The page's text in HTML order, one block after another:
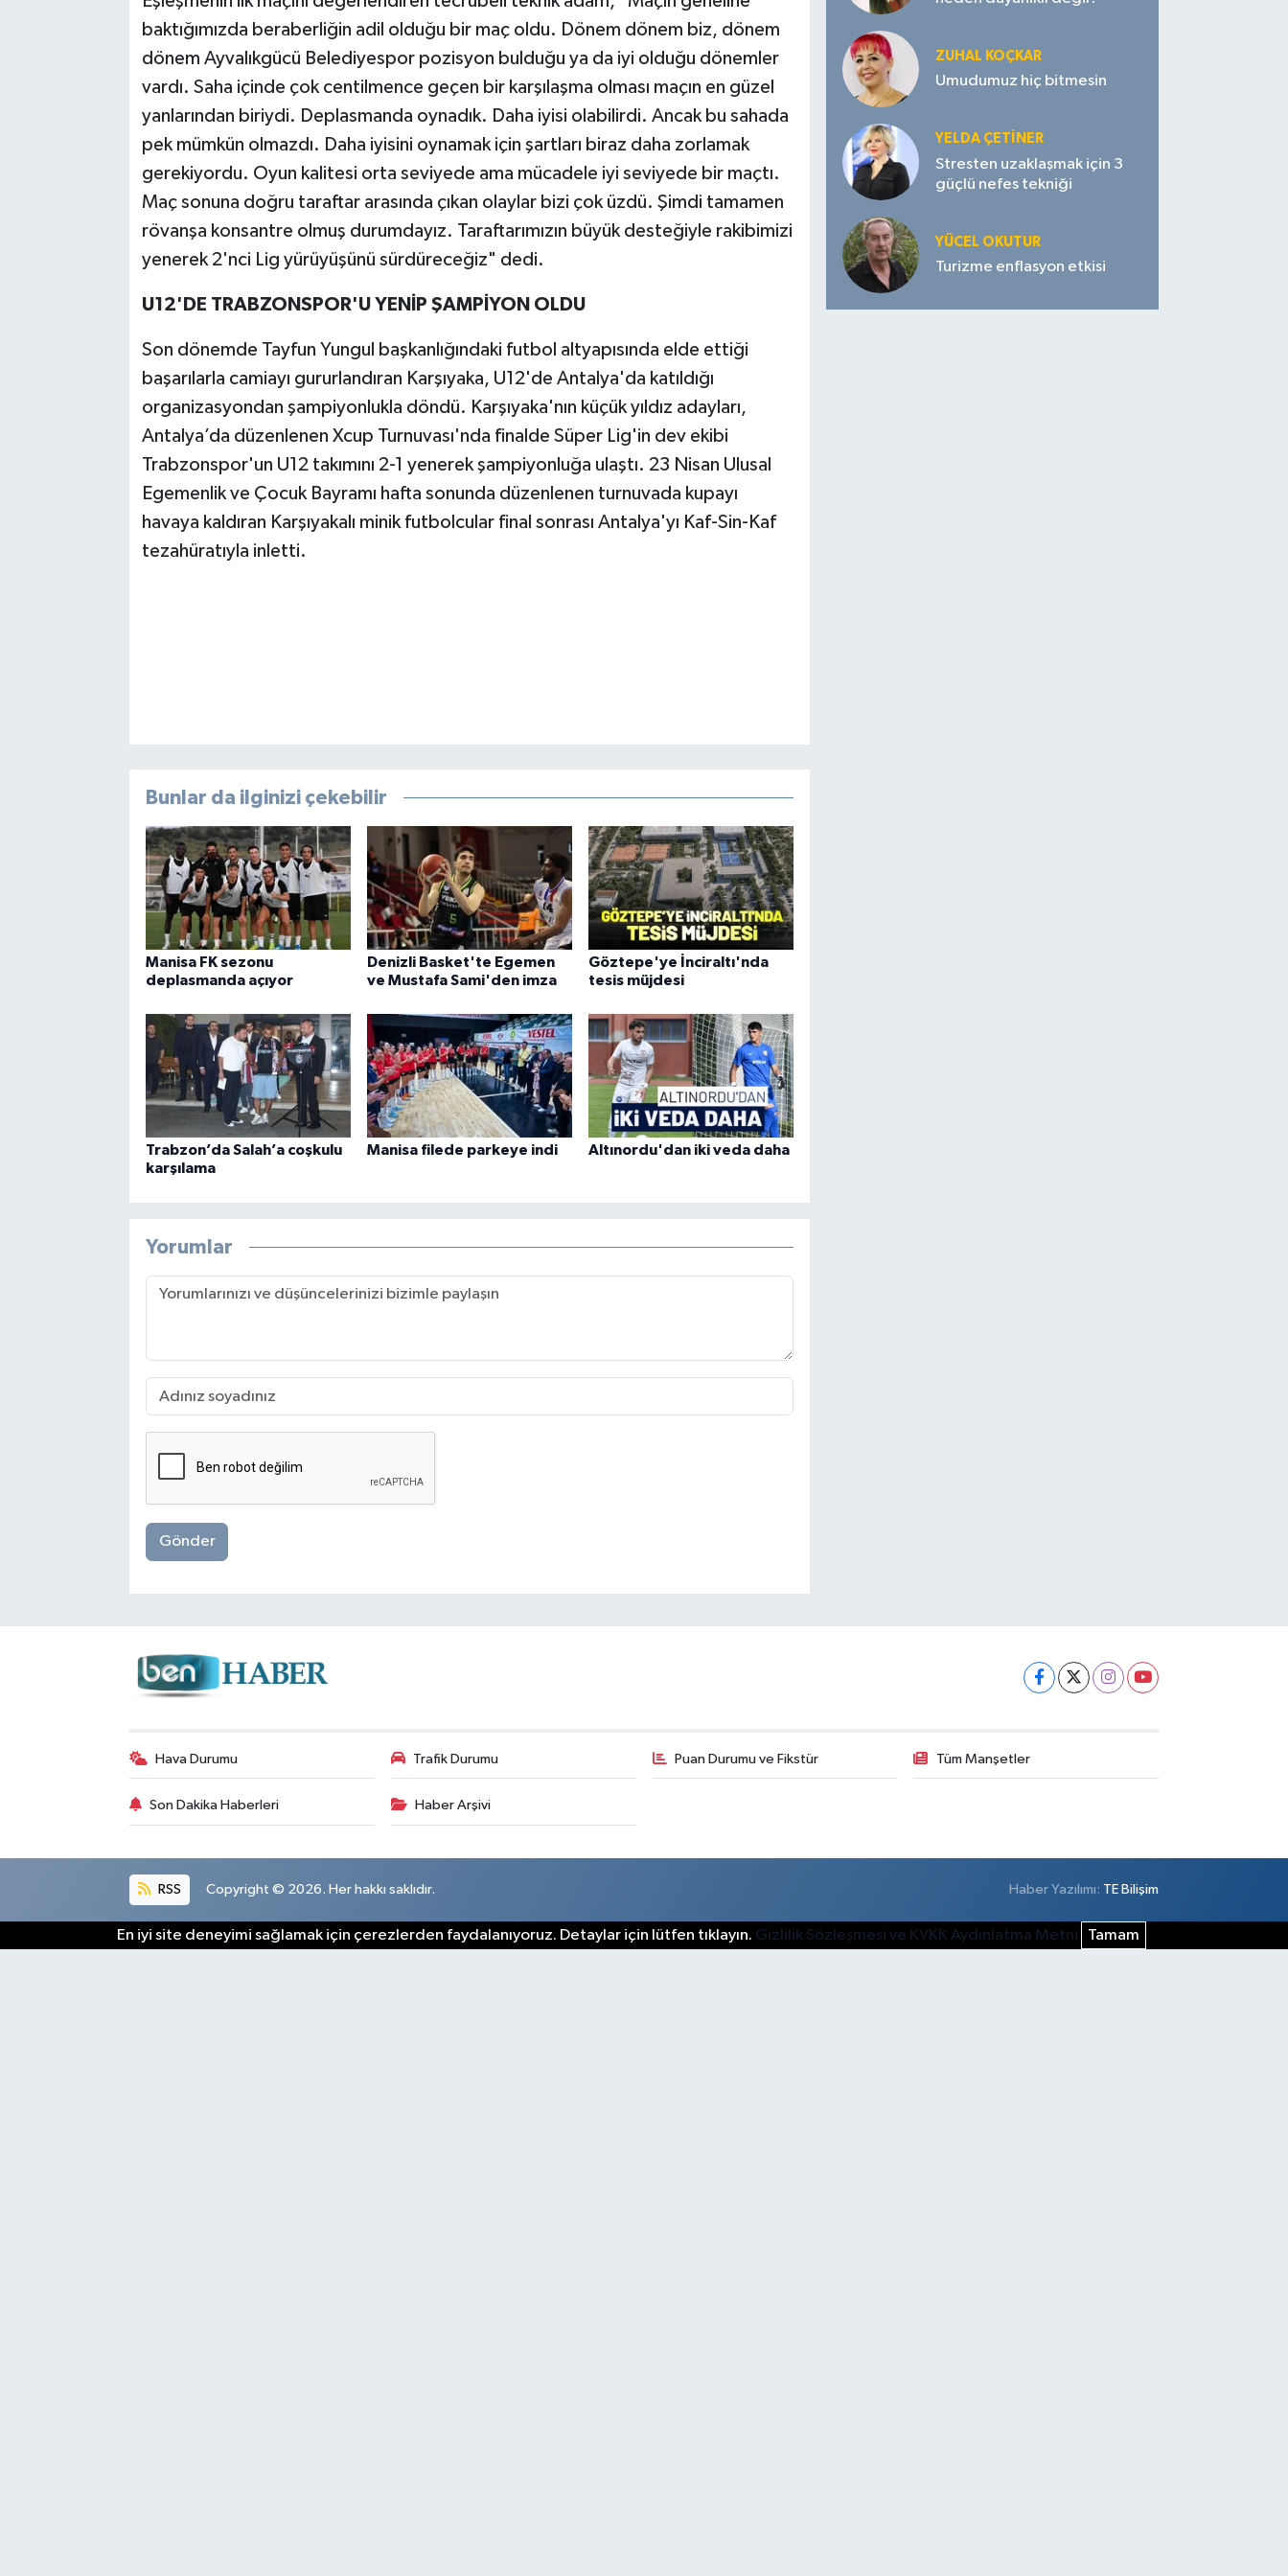
baktığımızda beraberliğin adil olduğu bir maç oldu. Dönem dönem biz, dönem
dönem Ayvalıkgücü Belediyespor pozisyon bulduğu ya da iyi olduğu dönemler
vardı. Saha içinde çok centilmence geçen bir karşılaşma olması maçın en güzel
yanlarından biriydi. Deplasmanda oynadık. Daha iyisi olabilirdi. Ancak bu sahada
pek mümkün olmazdı. Daha iyisini oynamak için şartları biraz daha zorlamak
gerekiyordu. Oyun kalitesi orta seviyede ama mücadele iyi seviyede bir maçtı.
Maç sonuna doğru taraftar arasında çıkan olaylar bizi çok üzdü. Şimdi tamamen
rövanşa konsantre olmuş durumdayız. Taraftarımızın büyük desteğiyle rakibimizi
yenerek 2'nci Lig yürüyüşünü sürdüreceğiz" dedi.
U12'DE TRABZONSPOR'U YENİP ŞAMPİYON OLDU
Son dönemde Tayfun Yungul başkanlığındaki futbol altyapısında elde ettiği
başarılarla camiayı gururlandıran Karşıyaka, U12'de Antalya'da katıldığı
organizasyondan şampiyonlukla döndü. Karşıyaka'nın küçük yıldız adayları,
Antalya’da düzenlenen Xcup Turnuvası'nda finalde Süper Lig'in dev ekibi
Trabzonspor'un U12 takımını 2-1 yenerek şampiyonluğa ulaştı. 23 Nisan Ulusal
Egemenlik ve Çocuk Bayramı hafta sonunda düzenlenen turnuvada kupayı
havaya kaldıran Karşıyakalı minik futbolcular final sonrası Antalya'yı Kaf-Sin-Kaf
tezahüratıyla inletti.
Bunlar da ilginizi çekebilir
Manisa FK sezonu
deplasmanda açıyor
Denizli Basket'te Egemen
ve Mustafa Sami'den imza
Göztepe'ye İnciraltı'nda
tesis müjdesi
Trabzon’da Salah’a coşkulu
karşılama
Manisa filede parkeye indi Altınordu'dan iki veda daha
Yorumlar
Gönder
ZUHAL KOÇKAR
Umudumuz hiç bitmesin
YELDA ÇETİNER
Stresten uzaklaşmak için 3
güçlü nefes tekniği
YÜCEL OKUTUR
Turizme enflasyon etkisi
Hava Durumu Trafik Durumu Puan Durumu ve Fikstür Tüm Manşetler
Son Dakika Haberleri Haber Arşivi
RSS Copyright © 2026. Her hakkı saklıdır. Haber Yazılımı: TE Bilişim
En iyi site deneyimi sağlamak için çerezlerden faydalanıyoruz. Detaylar için lütfen tıklayın. Gizlilik Sözleşmesi ve KVKK Aydınlatma Metni Tamam